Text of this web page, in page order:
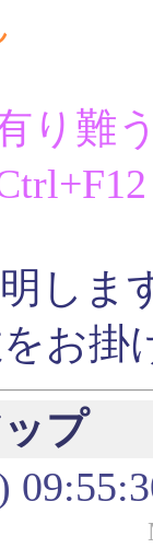
り難
しま
お掛
プ